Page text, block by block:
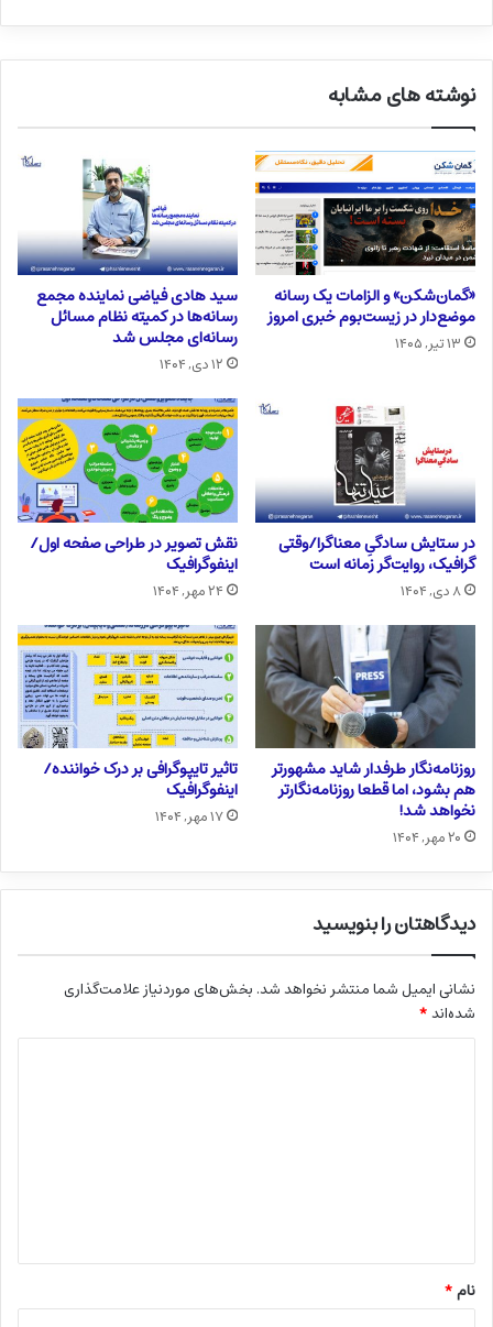
نوشته های مشابه
«گمان‌شکن» و الزامات یک رسانه
موضع‌دار در زیست‌بوم خبری امروز
۱۳ تیر, ۱۴۰۵
سید هادی فیاضی نماینده مجمع
رسانه‌ها در کمیته نظام مسائل
رسانه‌ای مجلس شد
۱۲ دی, ۱۴۰۴
در ستایش سادگیِ معناگرا/وقتی
گرافیک، روایت‌گر زمانه است
۸ دی, ۱۴۰۴
نقش تصویر در طراحی صفحه اول/
اینفوگرافیک
۲۴ مهر, ۱۴۰۴
روزنامه‌نگار طرفدار شاید مشهورتر
هم بشود، اما قطعا روزنامه‌نگارتر
نخواهد شد!
۲۰ مهر, ۱۴۰۴
تاثیر تایپوگرافی بر درک خواننده/
اینفوگرافیک
۱۷ مهر, ۱۴۰۴
دیدگاهتان را بنویسید
نشانی ایمیل شما منتشر نخواهد شد. بخش‌های موردنیاز علامت‌گذاری
شده‌اند*
نام*